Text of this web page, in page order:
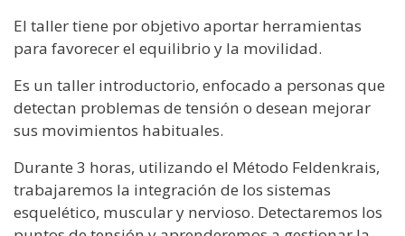
El taller tiene por objetivo aportar herramientas
para favorecer el equilibrio y la movilidad.
Es un taller introductorio, enfocado a personas que
detectan problemas de tensión o desean mejorar
sus movimientos habituales.
Durante 3 horas, utilizando el Método Feldenkrais,
trabajaremos la integración de los sistemas
esquelético, muscular y nervioso. Detectaremos los